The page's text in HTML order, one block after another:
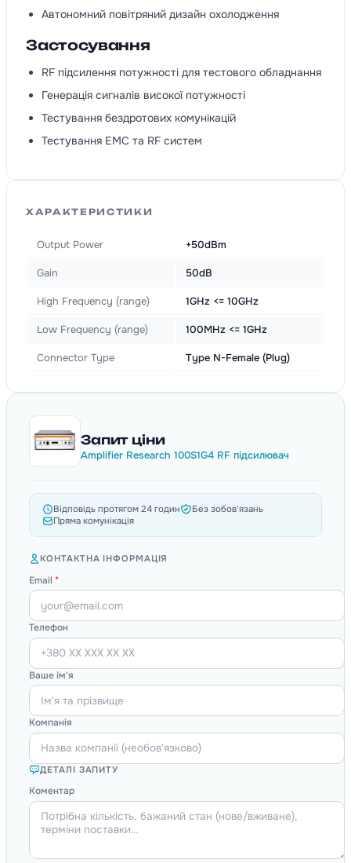
Автономний повітряний дизайн охолодження
Застосування
RF підсилення потужності для тестового обладнання
Генерація сигналів високої потужності
Тестування бездротових комунікацій
Тестування EMC та RF систем
ХАРАКТЕРИСТИКИ
Output Power +50dBm
Gain 50dB
High Frequency (range) 1GHz <= 10GHz
Low Frequency (range) 100MHz <= 1GHz
Connector Type Type N-Female (Plug)
Запит ціни
Amplifier Research 100S1G4 RF підсилювач
Відповідь протягом 24 годин
Без зобов'язань
Пряма комунікація
КОНТАКТНА ІНФОРМАЦІЯ
Email *
Телефон
Ваше ім'я
Компанія
ДЕТАЛІ ЗАПИТУ
Коментар